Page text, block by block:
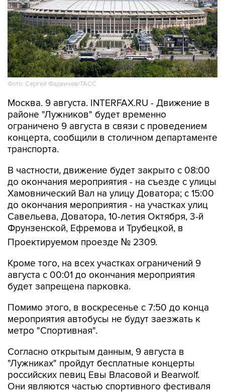
Фото: Сергей Фадеичев/ТАСС
Москва. 9 августа. INTERFAX.RU - Движение в
районе "Лужников" будет временно
ограничено 9 августа в связи с проведением
концерта, сообщили в столичном департаменте
транспорта.
В частности, движение будет закрыто с 08:00
до окончания мероприятия - на съезде с улицы
Хамовнический Вал на улицу Доватора; с 15:00
до окончания мероприятия - на участках улиц
Савельева, Доватора, 10-летия Октября, 3-й
Фрунзенской, Ефремова и Трубецкой, в
Проектируемом проезде № 2309.
Кроме того, на всех участках ограничений 9
августа с 00:01 до окончания мероприятия
будет запрещена парковка.
Помимо этого, в воскресенье с 7:50 до конца
мероприятия автобусы не будут заезжать к
метро "Спортивная".
Согласно открытым данным, 9 августа в
"Лужниках" пройдут бесплатные концерты
российских певиц Евы Власовой и Bearwolf.
Они являются частью спортивного фестиваля